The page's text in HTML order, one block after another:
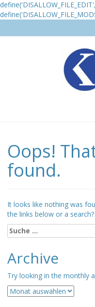
to
content
Oops!
found.
It looks like nothing was
the links below or a search?
Suche
nach:
Archive
Try looking in the monthly
Archive